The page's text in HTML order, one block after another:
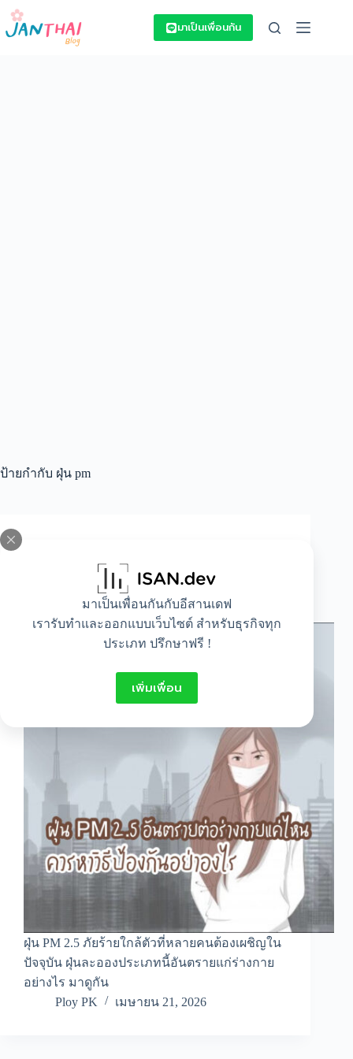
Skip
content
มาเป็นเพื่อนกันกับอีสานเดฟ
เรารับทำและออกแบบเว็บไซต์ สำหรับธุรกิจทุก
ประเภท ปรึกษาฟรี !
เพิ่มเพื่อน
มาเป็นเพื่อนกัน
ป้ายกำกับ ฝุ่น pm
ฝุ่น PM 2.5 อันตรายต่อร่างกายแค่ไหน ควรหาวิธี
ป้องกันอย่างไร
ฝุ่น PM 2.5 ภัยร้ายใกล้ตัวที่หลายคนต้องเผชิญใน
ปัจจุบัน ฝุ่นละอองประเภทนี้อันตรายแก่ร่างกาย
อย่างไร มาดูกัน
Ploy PK
เมษายน 21, 2026